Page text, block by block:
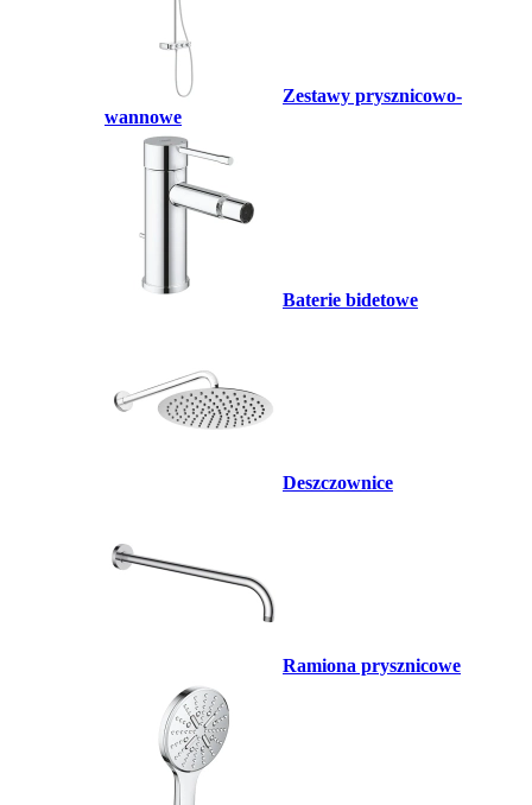
Zestawy prysznicowo-
wannowe
Baterie bidetowe
Deszczownice
Ramiona prysznicowe